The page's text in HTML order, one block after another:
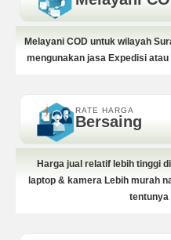
Melayani COD untuk wilayah
mengunakan jasa Expedisi
RATE HARGA
Bersaing
Harga jual relatif lebih tinggi
laptop & kamera Lebih murah
tentunya